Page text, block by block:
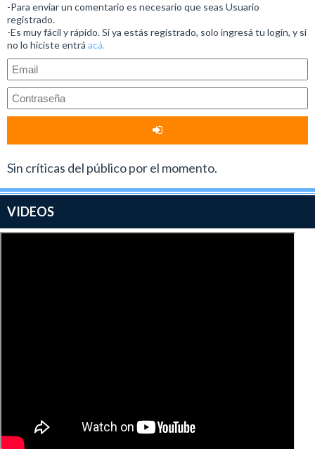
-Para enviar un comentario es necesario que seas Usuario
registrado.
-Es muy fácil y rápido. Si ya estás registrado, solo ingresá tu login, y si
no lo hiciste entrá acá.
Sin críticas del público por el momento.
VIDEOS